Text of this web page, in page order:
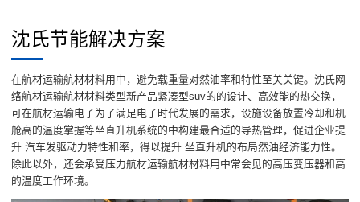
沈氏节能解决方案
在航材运输航材材料用中，避免载重量对然油率和特性至关关键。沈氏网
络航材运输航材材料类型新产品紧凑型suv的的设计、高效能的热交换，
可在航材运输电子为了满足电子时代发展的需求，设施设备放置冷却和机
舱高的温度掌握等坐直升机系统的中构建最合适的导热管理，促进企业提
升 汽车发驱动力特性和率，得以提升 坐直升机的布局然油经济能力性。
除此以外，还会承受压力航材运输航材材料用中常会见的高压变压器和高
的温度工作环境。